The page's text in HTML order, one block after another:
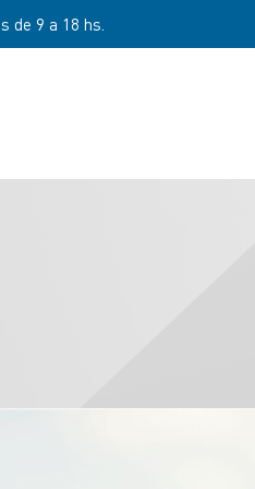
de 9 a 18 hs.